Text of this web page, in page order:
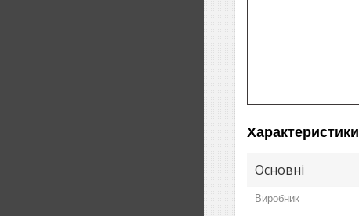
Характеристики
Основні
Виробник